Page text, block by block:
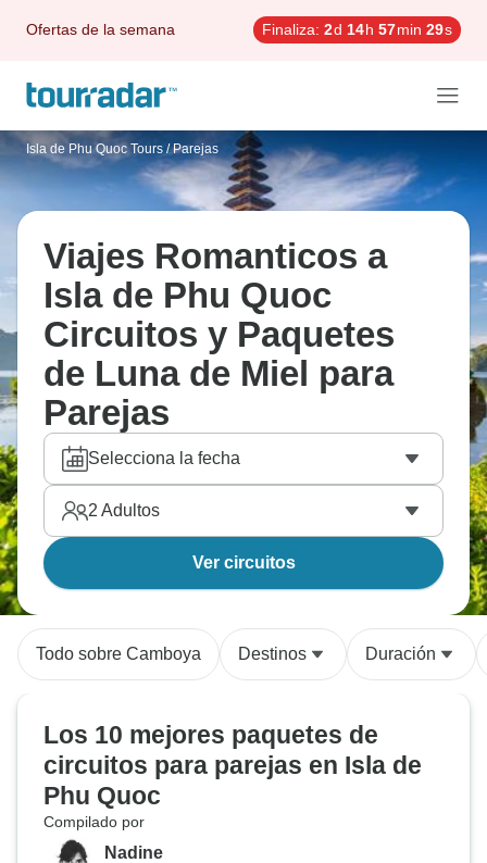
Ofertas de la semana Finaliza: 2d 14h 57min 28s
Isla de Phu Quoc Tours / Parejas
Viajes Romanticos a
Isla de Phu Quoc
Circuitos y Paquetes
de Luna de Miel para
Parejas
Selecciona la fecha
2 Adultos
Ver circuitos
Todo sobre Camboya Destinos Duración
Los 10 mejores paquetes de
circuitos para parejas en Isla de
Phu Quoc
Compilado por
Nadine